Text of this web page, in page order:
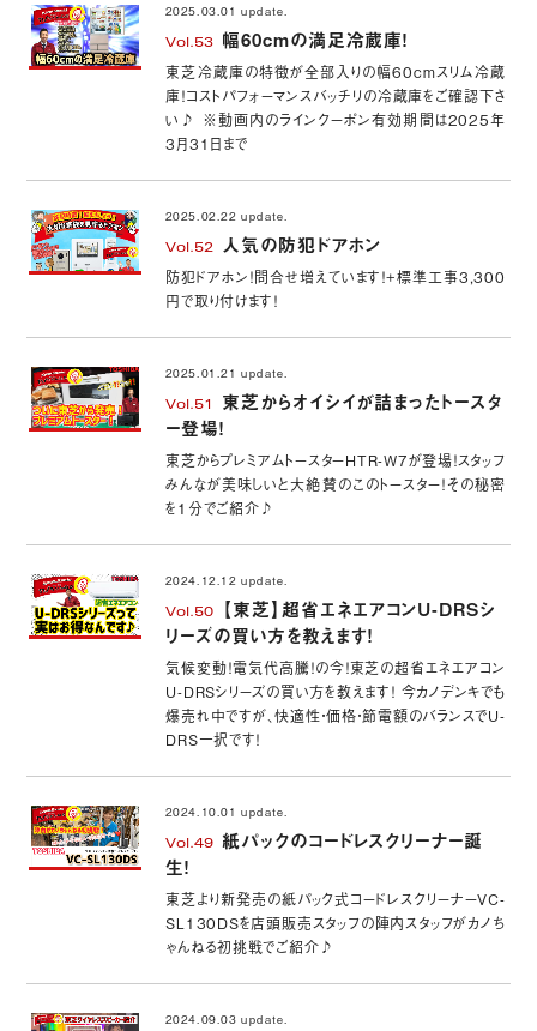
2025.03.01 update.
Vol.53 幅60cmの満足冷蔵庫！
東芝冷蔵庫の特徴が全部入りの幅60cmスリム冷蔵
庫！コストパフォーマンスバッチリの冷蔵庫をご確認下さ
い♪ ※動画内のラインクーポン有効期間は2025年
3月31日まで
2025.02.22 update.
Vol.52 人気の防犯ドアホン
防犯ドアホン！問合せ増えています！+標準工事3,300
円で取り付けます！
2025.01.21 update.
Vol.51
東芝からオイシイが詰まったトースタ
ー登場！
東芝からプレミアムトースターHTR-W7が登場！スタッフ
みんなが美味しいと大絶賛のこのトースター！その秘密
を1分でご紹介♪
2024.12.12 update.
Vol.50
【東芝】超省エネエアコンU-DRSシ
リーズの買い方を教えます！
気候変動！電気代高騰！の今！東芝の超省エネエアコン
U-DRSシリーズの買い方を教えます！ 今カノデンキでも
爆売れ中ですが、快適性・価格・節電額のバランスでU-
DRS一択です！
2024.10.01 update.
Vol.49
紙パックのコードレスクリーナー誕
生！
東芝より新発売の紙パック式コードレスクリーナーVC-
SL130DSを店頭販売スタッフの陣内スタッフがカノち
ゃんねる初挑戦でご紹介♪
2024.09.03 update.